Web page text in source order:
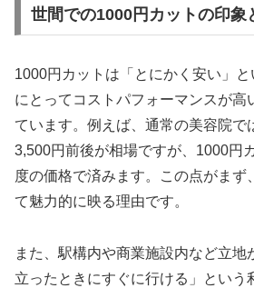
世間での1000円カットの印象
1000円カットは「とにかく安い」と
にとってコストパフォーマンスが高
ています。例えば、通常の美容院で
3,500円前後が相場ですが、1000円
度の価格で済みます。この点がまず
て魅力的に映る理由です。
また、駅構内や商業施設内など立地
立ったときにすぐに行ける」という